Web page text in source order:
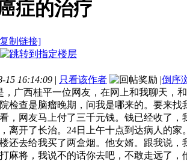
症的治疗
制链接]
15 16:14:09 | 只看该作者 |倒序
，广西桂平一位网友，在网上和我聊天，
检查是脑瘤晚期，问我是哪来的。要来
，网友马上付了三千元钱。钱已经收了
离开了长治。24日上午十点到达病人的
还去给我买了两盒烟。他女婿。跟我说
麻将，我说不的话你去吧，不敢走远了